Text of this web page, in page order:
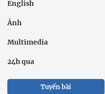
English
Ảnh
Multimedia
24h qua
Tuyến bài